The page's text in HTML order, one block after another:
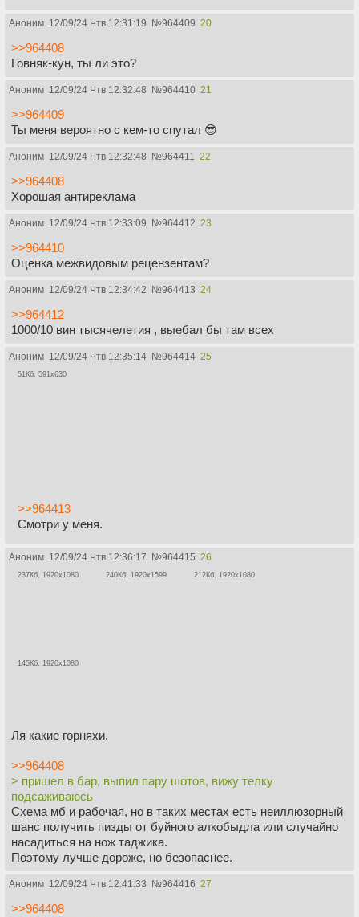
Аноним 12/09/24 Чтв 12:31:19 №964409 20
>>964408
Говняк-кун, ты ли это?
Аноним 12/09/24 Чтв 12:32:48 №964410 21
>>964409
Ты меня вероятно с кем-то спутал 😎
Аноним 12/09/24 Чтв 12:32:48 №964411 22
>>964408
Хорошая антиреклама
Аноним 12/09/24 Чтв 12:33:09 №964412 23
>>964410
Оценка межвидовым рецензентам?
Аноним 12/09/24 Чтв 12:34:42 №964413 24
>>964412
1000/10 вин тысячелетия , выебал бы там всех
Аноним 12/09/24 Чтв 12:35:14 №964414 25
51Кб, 591x630
>>964413
Смотри у меня.
Аноним 12/09/24 Чтв 12:36:17 №964415 26
237Кб, 1920x1080 240Кб, 1920x1599 212Кб, 1920x1080
145Кб, 1920x1080
Ля какие горняхи.
>>964408
> пришел в бар, выпил пару шотов, вижу телку
подсаживаюсь
Схема мб и рабочая, но в таких местах есть неиллюзорный
шанс получить пизды от буйного алкобыдла или случайно
насадиться на нож таджика.
Поэтому лучше дороже, но безопаснее.
Аноним 12/09/24 Чтв 12:41:33 №964416 27
>>964408